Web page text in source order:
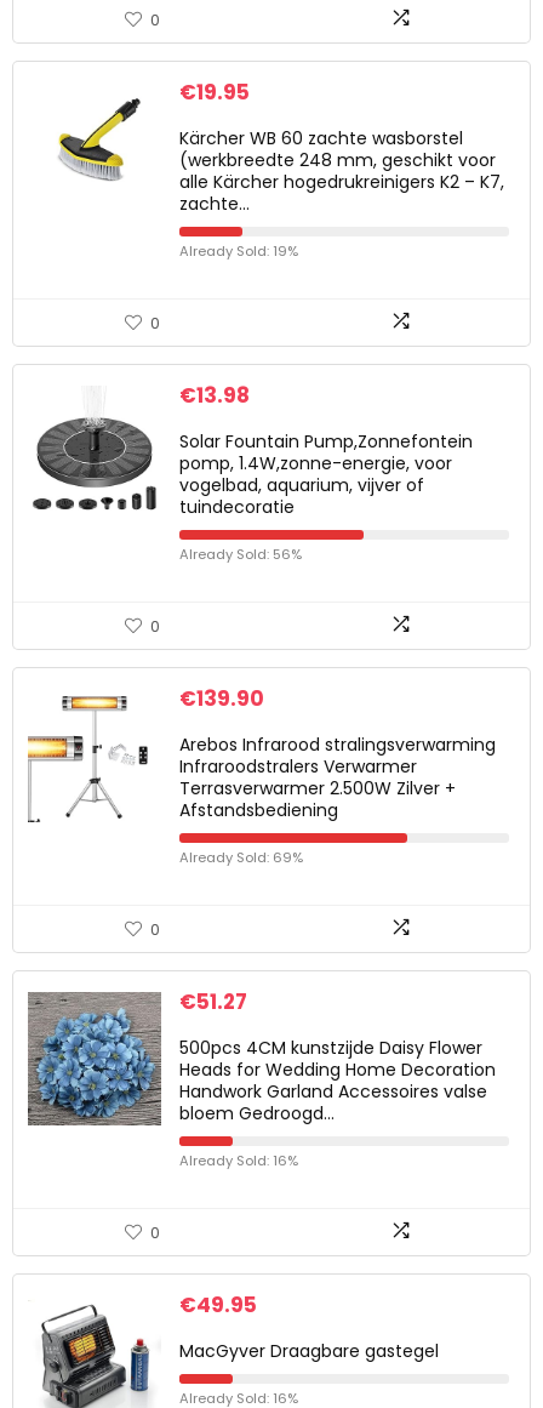
0
€19.95
Kärcher WB 60 zachte wasborstel
(werkbreedte 248 mm, geschikt voor
alle Kärcher hogedrukreinigers K2 – K7,
zachte…
Already Sold: 19%
0
€13.98
Solar Fountain Pump,Zonnefontein
pomp, 1.4W,zonne-energie, voor
vogelbad, aquarium, vijver of
tuindecoratie
Already Sold: 56%
0
€139.90
Arebos Infrarood stralingsverwarming
Infraroodstralers Verwarmer
Terrasverwarmer 2.500W Zilver +
Afstandsbediening
Already Sold: 69%
0
€51.27
500pcs 4CM kunstzijde Daisy Flower
Heads for Wedding Home Decoration
Handwork Garland Accessoires valse
bloem Gedroogd…
Already Sold: 16%
0
€49.95
MacGyver Draagbare gastegel
Already Sold: 16%